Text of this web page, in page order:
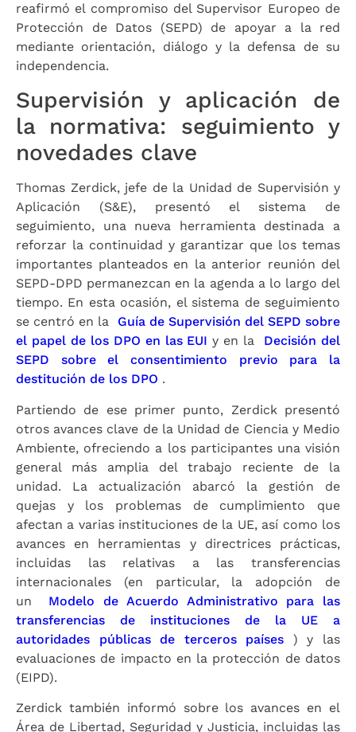
reafirmó el compromiso del Supervisor Europeo de
Protección de Datos (SEPD) de apoyar a la red
mediante orientación, diálogo y la defensa de su
independencia.
Supervisión y aplicación de
la normativa: seguimiento y
novedades clave
Thomas Zerdick, jefe de la Unidad de Supervisión y
Aplicación (S&E), presentó el sistema de
seguimiento, una nueva herramienta destinada a
reforzar la continuidad y garantizar que los temas
importantes planteados en la anterior reunión del
SEPD-DPD permanezcan en la agenda a lo largo del
tiempo. En esta ocasión, el sistema de seguimiento
se centró en la Guía de Supervisión del SEPD sobre
el papel de los DPO en las EUI y en la Decisión del
SEPD sobre el consentimiento previo para la
destitución de los DPO .
Partiendo de ese primer punto, Zerdick presentó
otros avances clave de la Unidad de Ciencia y Medio
Ambiente, ofreciendo a los participantes una visión
general más amplia del trabajo reciente de la
unidad. La actualización abarcó la gestión de
quejas y los problemas de cumplimiento que
afectan a varias instituciones de la UE, así como los
avances en herramientas y directrices prácticas,
incluidas las relativas a las transferencias
internacionales (en particular, la adopción de
un Modelo de Acuerdo Administrativo para las
transferencias de instituciones de la UE a
autoridades públicas de terceros países ) y las
evaluaciones de impacto en la protección de datos
(EIPD).
Zerdick también informó sobre los avances en el
Área de Libertad, Seguridad y Justicia, incluidas las